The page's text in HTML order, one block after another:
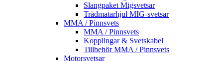
Slangpaket Migsvetsar
Trådmatarhjul MIG-svetsar
MMA / Pinnsvets
MMA / Pinnsvets
Kopplingar & Svetskabel
Tillbehör MMA / Pinnsvets
Motorsvetsar